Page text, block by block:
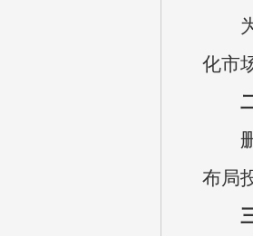
化市
布局